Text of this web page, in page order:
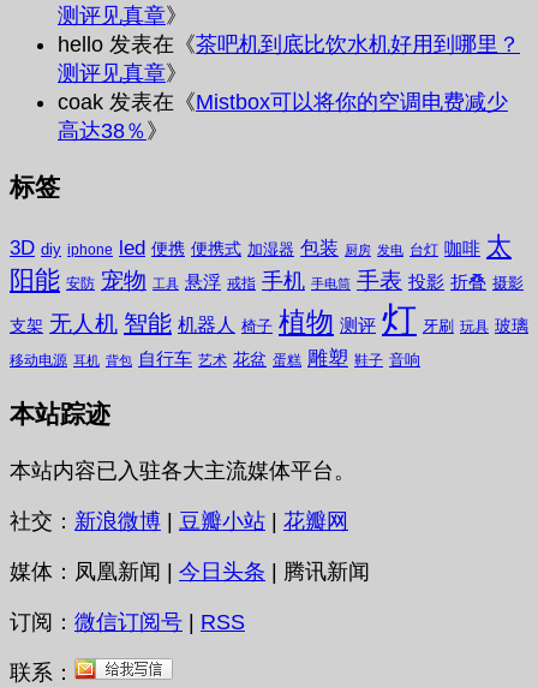
测评见真章》
hello 发表在《茶吧机到底比饮水机好用到哪里？
测评见真章》
coak 发表在《Mistbox可以将你的空调电费减少
高达38％》
标签
3D diy iphone led 便携 便携式 加湿器 包装 厨房 发电 台灯 咖啡 太
阳能 安防 宠物 工具 悬浮 戒指 手机 手电筒 手表 投影 折叠 摄影
支架 无人机 智能 机器人 椅子 植物 测评 灯 牙刷 玩具 玻璃
移动电源 耳机 背包 自行车 艺术 花盆 蛋糕 雕塑 鞋子 音响
本站踪迹
本站内容已入驻各大主流媒体平台。
社交： 新浪微博 豆瓣小站 花瓣网
媒体：凤凰新闻 | 今日头条 | 腾讯新闻
订阅： 微信订阅号 RSS
联系：